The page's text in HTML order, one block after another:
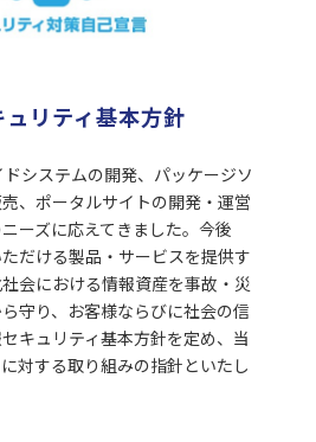
リティ基本方針
システムの開発、パッケージソ
、ポータルサイトの開発・運営
ーズに応えてきました。今後
だける製品・サービスを提供す
会における情報資産を事故・災
守り、お客様ならびに社会の信
キュリティ基本方針を定め、当
対する取り組みの指針といたし